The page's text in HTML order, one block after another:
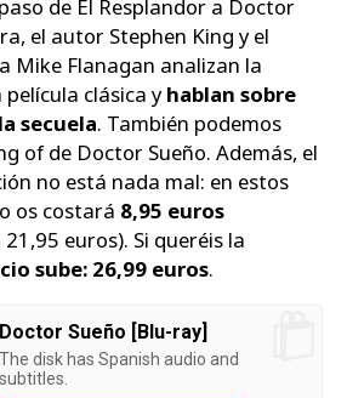
de El Resplandor a Doctor
el autor Stephen King y el
Mike Flanagan analizan la
clásica yhablan sobre
secuela. También podemos
of de Doctor Sueño. Además, el
no está nada mal: en estos
os costará 8,95 euros
euros). Si queréis la
sube: 26,99 euros.
Doctor Sueño [Blu-ray]
The disk has Spanish audio and
subtitles.